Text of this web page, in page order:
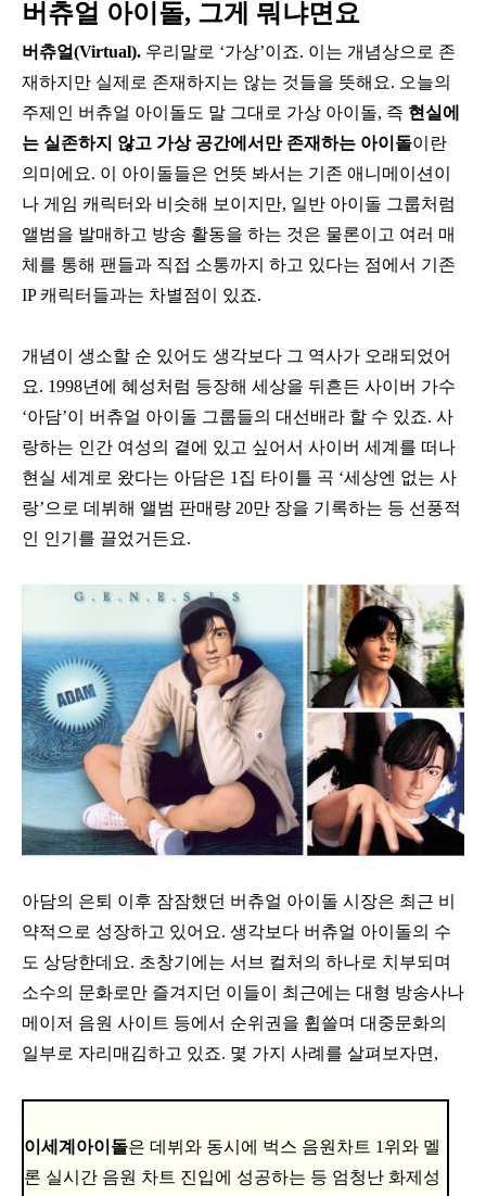
버츄얼 아이돌, 그게 뭐냐면요
버츄얼(Virtual). 우리말로 ‘가상’이죠. 이는 개념상으로 존
재하지만 실제로 존재하지는 않는 것들을 뜻해요. 오늘의
주제인 버츄얼 아이돌도 말 그대로 가상 아이돌, 즉 현실에
는 실존하지 않고 가상 공간에서만 존재하는 아이돌이란
의미에요. 이 아이돌들은 언뜻 봐서는 기존 애니메이션이
나 게임 캐릭터와 비슷해 보이지만, 일반 아이돌 그룹처럼
앨범을 발매하고 방송 활동을 하는 것은 물론이고 여러 매
체를 통해 팬들과 직접 소통까지 하고 있다는 점에서 기존
IP 캐릭터들과는 차별점이 있죠.
개념이 생소할 순 있어도 생각보다 그 역사가 오래되었어
요. 1998년에 혜성처럼 등장해 세상을 뒤흔든 사이버 가수
‘아담’이 버츄얼 아이돌 그룹들의 대선배라 할 수 있죠. 사
랑하는 인간 여성의 곁에 있고 싶어서 사이버 세계를 떠나
현실 세계로 왔다는 아담은 1집 타이틀 곡 ‘세상엔 없는 사
랑’으로 데뷔해 앨범 판매량 20만 장을 기록하는 등 선풍적
인 인기를 끌었거든요.
아담의 은퇴 이후 잠잠했던 버츄얼 아이돌 시장은 최근 비
약적으로 성장하고 있어요. 생각보다 버츄얼 아이돌의 수
도 상당한데요. 초창기에는 서브 컬처의 하나로 치부되며
소수의 문화로만 즐겨지던 이들이 최근에는 대형 방송사나
메이저 음원 사이트 등에서 순위권을 휩쓸며 대중문화의
일부로 자리매김하고 있죠. 몇 가지 사례를 살펴보자면,
이세계아이돌은 데뷔와 동시에 벅스 음원차트 1위와 멜
론 실시간 음원 차트 진입에 성공하는 등 엄청난 화제성